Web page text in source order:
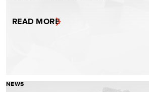
READ MORE
NEWS